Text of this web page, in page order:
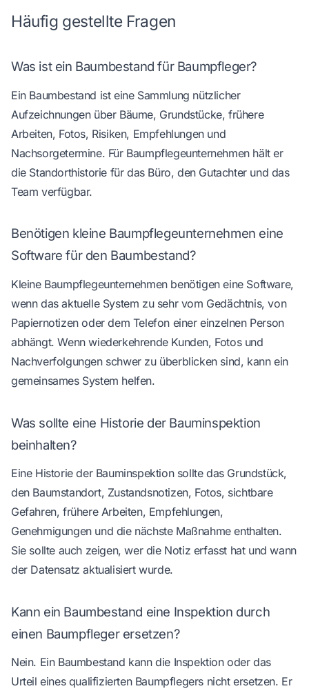
Häufig gestellte Fragen
Was ist ein Baumbestand für Baumpfleger?
Ein Baumbestand ist eine Sammlung nützlicher
Aufzeichnungen über Bäume, Grundstücke, frühere
Arbeiten, Fotos, Risiken, Empfehlungen und
Nachsorgetermine. Für Baumpflegeunternehmen hält er
die Standorthistorie für das Büro, den Gutachter und das
Team verfügbar.
Benötigen kleine Baumpflegeunternehmen eine
Software für den Baumbestand?
Kleine Baumpflegeunternehmen benötigen eine Software,
wenn das aktuelle System zu sehr vom Gedächtnis, von
Papiernotizen oder dem Telefon einer einzelnen Person
abhängt. Wenn wiederkehrende Kunden, Fotos und
Nachverfolgungen schwer zu überblicken sind, kann ein
gemeinsames System helfen.
Was sollte eine Historie der Bauminspektion
beinhalten?
Eine Historie der Bauminspektion sollte das Grundstück,
den Baumstandort, Zustandsnotizen, Fotos, sichtbare
Gefahren, frühere Arbeiten, Empfehlungen,
Genehmigungen und die nächste Maßnahme enthalten.
Sie sollte auch zeigen, wer die Notiz erfasst hat und wann
der Datensatz aktualisiert wurde.
Kann ein Baumbestand eine Inspektion durch
einen Baumpfleger ersetzen?
Nein. Ein Baumbestand kann die Inspektion oder das
Urteil eines qualifizierten Baumpflegers nicht ersetzen. Er